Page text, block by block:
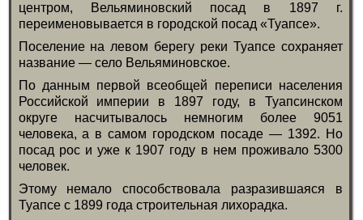
центром, Вельяминовский посад в 1897 г.
переименовывается в городской посад «Туапсе».
Поселение на левом берегу реки Туапсе сохраняет
название — село Вельяминовское.
По данным первой всеобщей переписи населения
Российской империи в 1897 году, в Туапсинском
округе насчитывалось немногим более 9051
человека, а в самом городском посаде — 1392. Но
посад рос и уже к 1907 году в нем проживало 5300
человек.
Этому немало способствовала разразившаяся в
Туапсе с 1899 года строительная лихорадка.